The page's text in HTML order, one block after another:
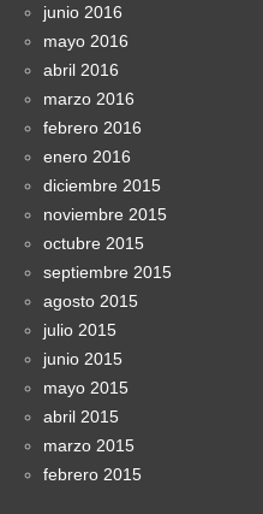
junio 2016
mayo 2016
abril 2016
marzo 2016
febrero 2016
enero 2016
diciembre 2015
noviembre 2015
octubre 2015
septiembre 2015
agosto 2015
julio 2015
junio 2015
mayo 2015
abril 2015
marzo 2015
febrero 2015